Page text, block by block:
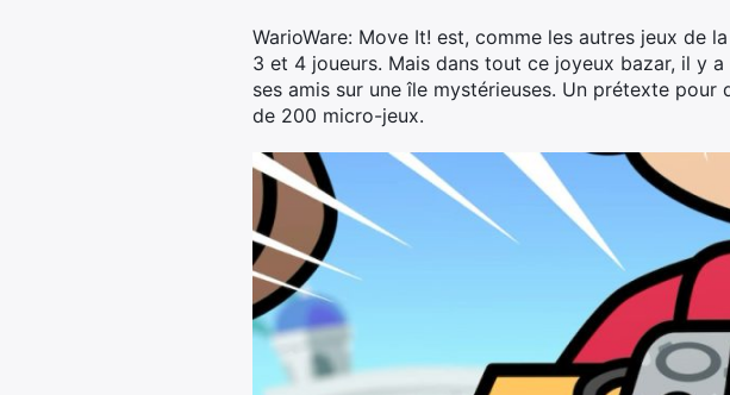
WarioWare: Move It! est, comme les autres jeux de
3 et 4 joueurs. Mais dans tout ce joyeux bazar, il y
ses amis sur une île mystérieuses. Un prétexte
de 200 micro-jeux.